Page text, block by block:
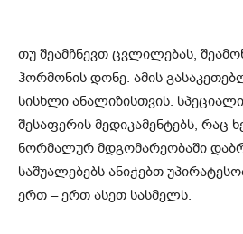
თუ შეამჩნევთ ცვლილებას,
ჰორმონის დონე. ამის
სისხლი ანალიზისთვის.
შესაფერის მედიკამენტებს, რაც
ნორმალურ მდგომარეობაში
საშუალებებს ანიჭებთ
ერთ – ერთ ასეთ სასმელს.